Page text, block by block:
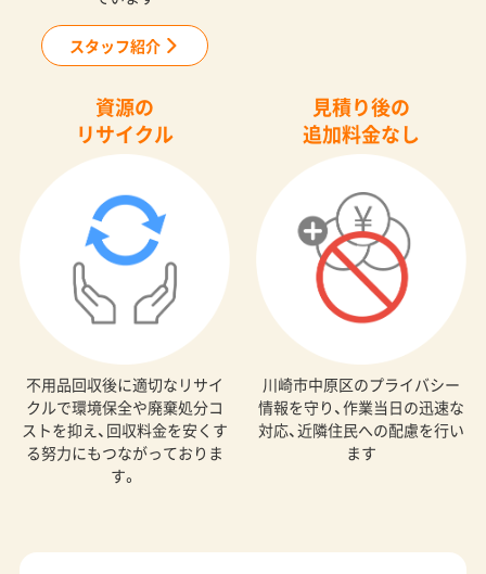
スタッフ紹介
資源の
リサイクル
不用品回収後に適切なリサイ
クルで環境保全や廃棄処分コ
ストを抑え、回収料金を安くす
る努力にもつながっておりま
す。
見積り後の
追加料金なし
川崎市中原区のプライバシー
情報を守り、作業当日の迅速な
対応、近隣住民への配慮を行い
ます